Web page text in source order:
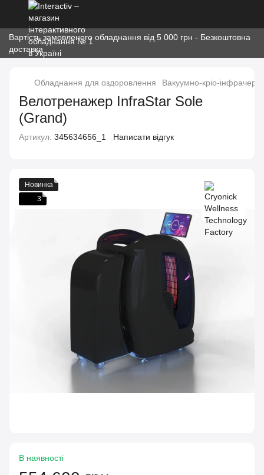
Вартість замовленого обладнання від 5 000 грн - Безкоштовна
доставка
Обладнання для оздоровлення Вакуумно-кріо-
Велотренажер InfraStar Sole
(Grand)
Артикул: 345634656_1 Написати відгук
Новинка
3
В наявності